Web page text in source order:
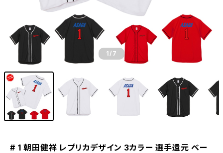
1 /7
# 1 朝田健祥 レプリカデザイン 3カラー 選手還元 ベー